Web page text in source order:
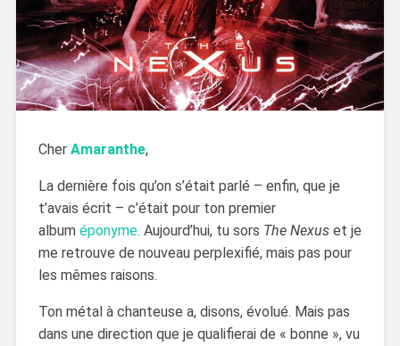
Cher Amaranthe,
La dernière fois qu’on s’était parlé – enfin, que je
t’avais écrit – c’était pour ton premier
album éponyme. Aujourd’hui, tu sors The Nexuset je
me retrouve de nouveau perplexifié, mais pas pour
les mêmes raisons.
Ton métal à chanteuse a, disons, évolué. Mais pas
dans une direction que je qualifierai de « bonne », vu